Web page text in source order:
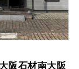
阪石材南大阪